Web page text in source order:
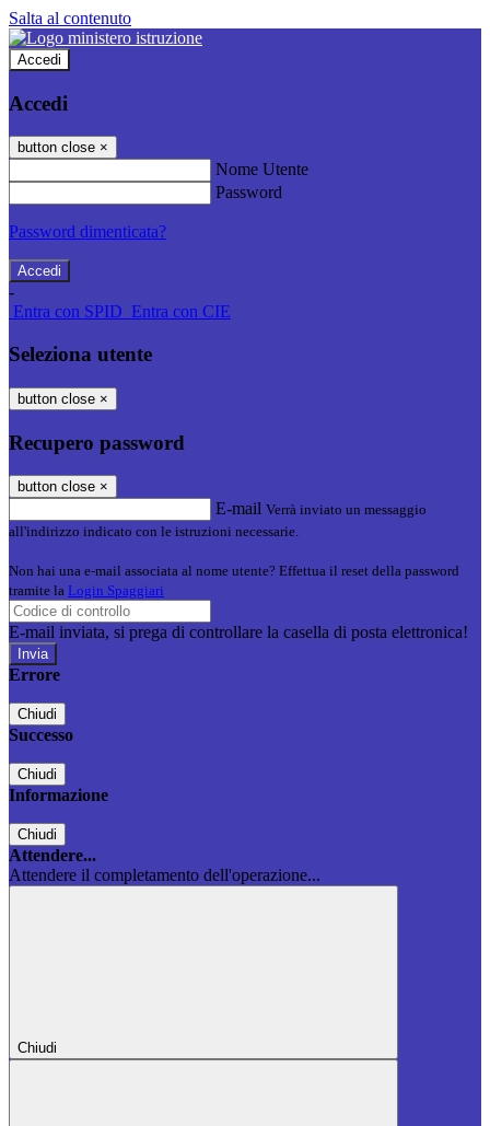
Salta al contenuto
Accedi
Accedi
button close ×
Nome Utente
Password
Password dimenticata?
-
Entra con SPID Entra con CIE
Seleziona utente
button close ×
Recupero password
button close ×
E-mail Verrà inviato un messaggio
all'indirizzo indicato con le istruzioni necessarie.
Non hai una e-mail associata al nome utente? Effettua il reset della password
tramite la Login Spaggiari
E-mail inviata, si prega di controllare la casella di posta elettronica!
Errore
Chiudi
Successo
Chiudi
Informazione
Chiudi
Attendere...
Attendere il completamento dell'operazione...
Chiudi